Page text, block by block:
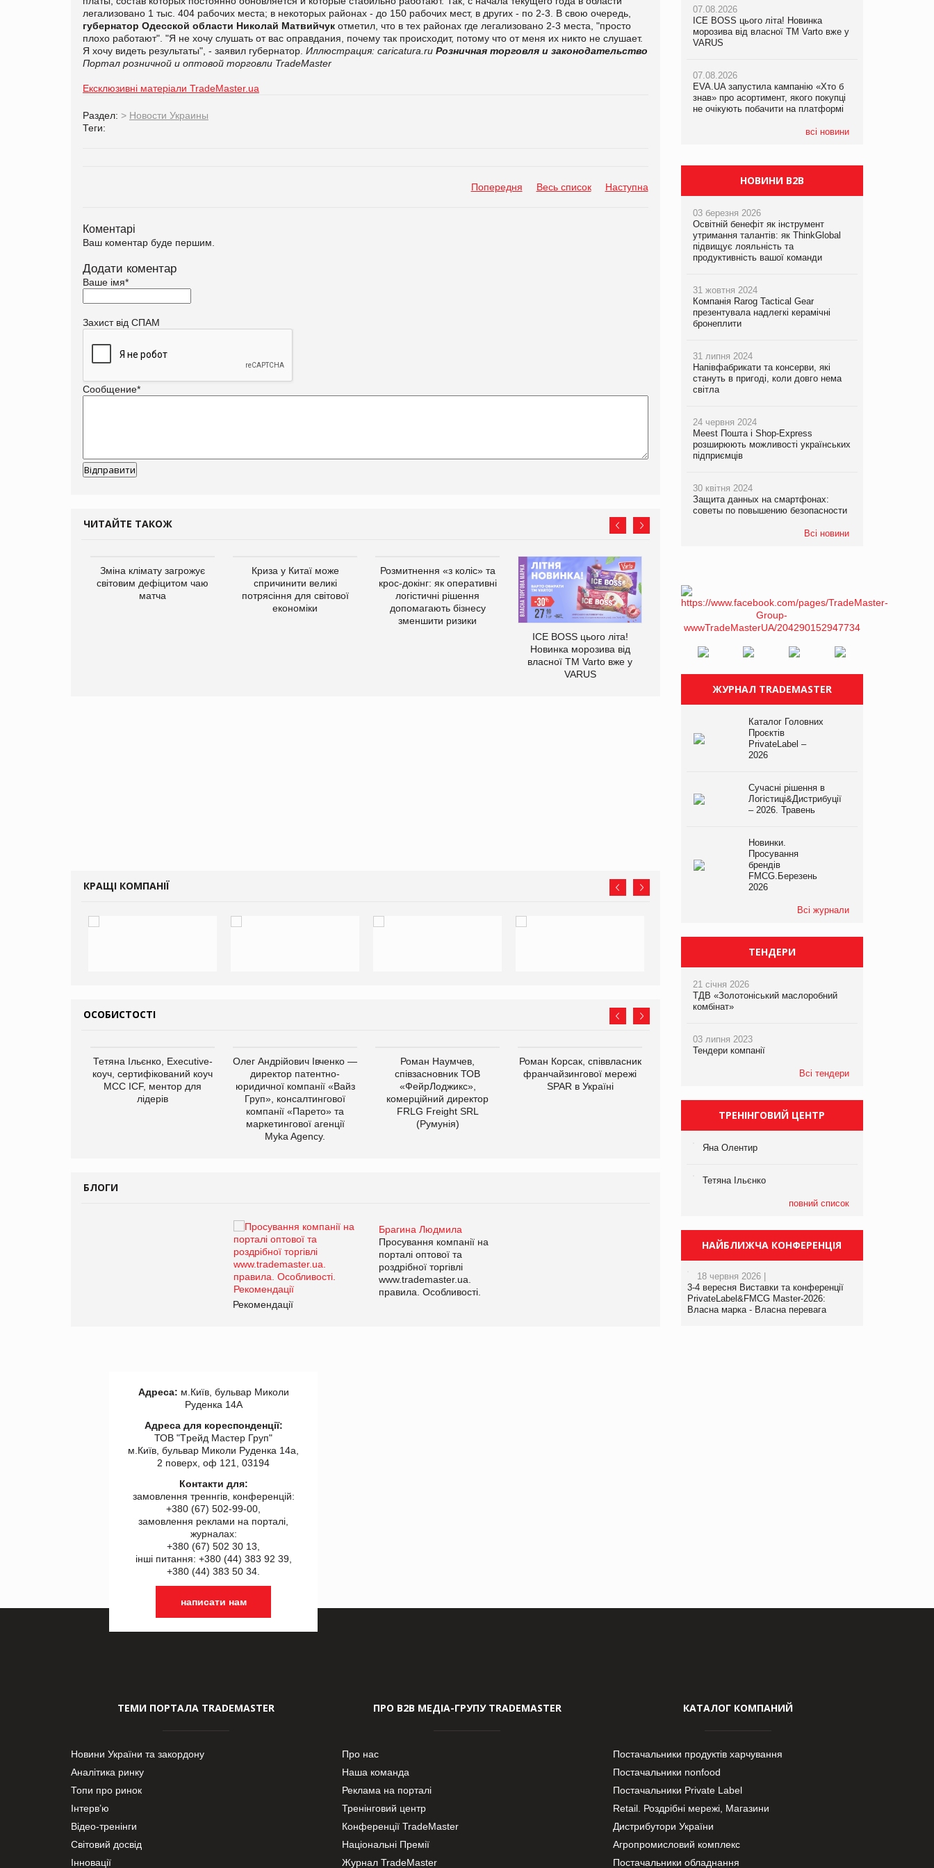
легализовано 1 тыс. 404 рабочих места; в некоторых районах - до 150 рабочих мест, в других - по 2-3. В свою очередь,
губернатор Одесской области Николай Матвийчук отметил, что в тех районах где легализовано 2-3 места, "просто
плохо работают". "Я не хочу слушать от вас оправдания, почему так происходит, потому что от меня их никто не слушает.
Я хочу видеть результаты", - заявил губернатор. Иллюстрация: caricatura.ru Розничная торговля и законодательство
Портал розничной и оптовой торговли TradeMaster
Ексклюзивні матеріали TradeMaster.ua
Раздел: > Новости Украины
Теги:
Попередня Весь список Наступна
Коментарі
Ваш коментар буде першим.
Додати коментар
Ваше імя*
Захист від СПАМ
Сообщение*
ЧИТАЙТЕ ТАКОЖ
Зміна клімату загрожує
світовим дефіцитом чаю
матча
Криза у Китаї може
спричинити великі
потрясіння для світової
економіки
Розмитнення «з коліс» та
крос-докінг: як оперативні
логістичні рішення
допомагають бізнесу
зменшити ризики
ICE BOSS цього літа!
Новинка морозива від
власної ТМ Varto вже у
VARUS
кампанію «Хто б знав» про
асортимент, якого покупці
не очікують побачити на
КРАЩІ КОМПАНІЇ
ОСОБИСТОСТІ
Тетяна Ільєнко, Executive-
коуч, сертифікований коуч
МСС ICF, ментор для
лідерів
Олег Андрійович Івченко —
директор патентно-
юридичної компанії «Вайз
Груп», консалтингової
компанії «Парето» та
маркетингової агенції
Myka Agency.
Роман Наумчев,
співзасновник ТОВ
«ФейрЛоджикс»,
комерційний директор
FRLG Freight SRL
(Румунія)
Роман Корсак, співвласник
франчайзингової мережі
SPAR в Україні
виробництва
компанії «УкраМарин»
БЛОГИ
Брагина Людмила
Просування компанії на
порталі оптової та
роздрібної торгівлі
www.trademaster.ua.
правила. Особливості.
Рекомендації
Брагина Людмила
Просування компанії на
www.trademaster.ua.
правила. Особливості.
07.08.2026
ICE BOSS цього літа! Новинка
морозива від власної ТМ Varto вже у
VARUS
07.08.2026
EVA.UA запустила кампанію «Хто б
знав» про асортимент, якого покупці
не очікують побачити на платформі
всі новини
06.08.2026
Смачна новинка для хвостатих: у
VARUS з’явилися паучі Varto Paw
05.08.2026
Мережа супермаркетів VARUS купує
мережу магазинів формату
компанія налічуватиме 374 магазини
07.08.2026
Франція заборонила рекламні дзвінки
НОВИНИ B2B
03 березня 2026
Освітній бенефіт як інструмент
утримання талантів: як ThinkGlobal
підвищує лояльність та
продуктивність вашої команди
31 жовтня 2024
Компанія Rarog Tactical Gear
презентувала надлегкі керамічні
бронеплити
31 липня 2024
Напівфабрикати та консерви, які
стануть в пригоді, коли довго нема
світла
24 червня 2024
Meest Пошта і Shop-Express
розширюють можливості українських
підприємців
30 квітня 2024
Защита данных на смартфонах:
советы по повышению безопасности
Всі новини
ЖУРНАЛ TRADEMASTER
Каталог Головних
Проєктів
PrivateLabel –
2026
Сучасні рішення в
Логістиці&Дистрибуції
– 2026. Травень
Новинки.
Просування
брендів
FMCG.Березень
2026
Всі журнали
ТЕНДЕРИ
21 січня 2026
ТДВ «Золотоніський маслоробний
комбінат»
03 липня 2023
Тендери компанії
Всі тендери
ТРЕНІНГОВИЙ ЦЕНТР
Яна Олентир
Тетяна Ільєнко
повний список
НАЙБЛИЖЧА КОНФЕРЕНЦІЯ
18 червня 2026 |
3-4 вересня Виставки та конференції
PrivateLabel&FMCG Master-2026:
Власна марка - Власна перевага
Адреса: м.Київ, бульвар Миколи
Руденка 14А
Адреса для кореспонденції:
ТОВ "Tрейд Мастер Груп"
м.Київ, бульвар Миколи Руденка 14а,
2 поверх, оф 121, 03194
Контакти для:
замовлення треннгів, конференцій:
+380 (67) 502-99-00,
замовлення реклами на порталі,
журналах:
+380 (67) 502 30 13,
інші питання: +380 (44) 383 92 39,
+380 (44) 383 50 34.
написати нам
ТЕМИ ПОРТАЛА TRADEMASTER
Новини України та закордону
Аналітика ринку
Топи про ринок
Інтерв’ю
Відео-тренінги
Світовий досвід
Інновації
ПРО В2В МЕДІА-ГРУПУ TRADEMASTER
Про нас
Наша команда
Реклама на порталі
Тренінговий центр
Конференції TradeMaster
Національні Премії
Журнал TradeMaster
КАТАЛОГ КОМПАНИЙ
Постачальники продуктів харчування
Постачальники nonfood
Постачальники Private Label
Retail. Роздрібні мережі, Магазини
Дистрибутори України
Агропромисловий комплекс
Постачальники обладнання